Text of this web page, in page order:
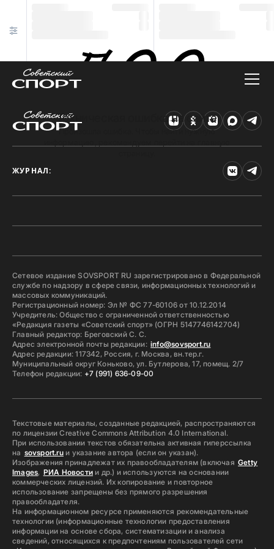
Техническая ошибка на сайте
Произошла ошибка. Чтобы найти нужную
ЖУРНАЛ:
Сетевое издание SOVSPORT RU зарегистрировано в Федеральной
службе по надзору в сфере связи, информационных технологий и
массовых коммуникаций.
Регистрационный номер: Эл № ФС 77-60106 от 10.12.2014
Учредитель: Общество с ограниченной ответственностью
«Редакция газеты «Советский спорт» (ОГРН 5147746142704)
Главный редактор: Бреговский С. С.
Адрес электронной почты редакции: info@sovsport.ru
Адрес редакции: 117342, Россия, г. Москва, вн.тер.г.
Муниципальный округ Коньково, ул. Бутлерова, 17, помещ. 2/7
Телефон редакции: +7 (991) 636-09-00
Текстовые материалы, созданные редакцией, распространяются
по лицензии Creative Commons Attribution 4.0 International.
При использовании текстов обязательна активная гиперссылка
на sovsport.ruи указание автора (если он указан).
Изображения принадлежат их правообладателям (включая Getty
Images, РИА Новостии др.) и используются на основании
коммерческих лицензий. Их копирование и повторное
использование запрещены без прямого разрешения
правообладателя.
На информационном ресурсе применяются рекомендательные
технологии (информационные технологии предоставления
информации на основе сбора, систематизации и анализа
сведений, относящихся к предпочтениям пользователей сети